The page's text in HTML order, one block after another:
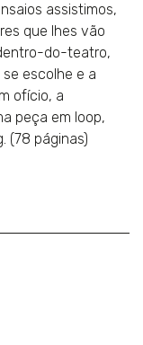
assistimos,
que lhes vão
do-teatro,
escolhe e a
ofício, a
peça em loop,
(78 páginas)